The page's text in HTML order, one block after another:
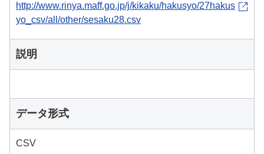
http://www.rinya.maff.go.jp/j/kikaku/hakusyo/27hakus
yo_csv/all/other/sesaku28.csv
説明
データ形式
CSV